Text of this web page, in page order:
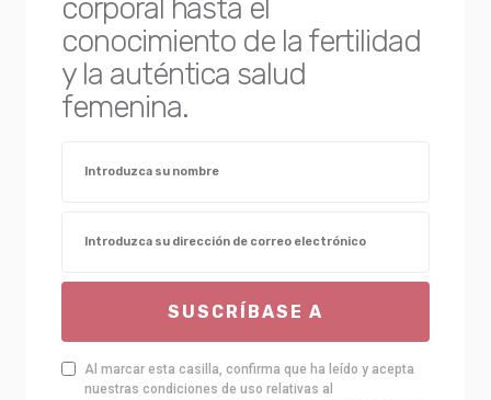
corporal hasta el
conocimiento de la fertilidad
y la auténtica salud
femenina.
SUSCRÍBASE A
Al marcar esta casilla, confirma que ha leído y acepta
nuestras condiciones de uso relativas al